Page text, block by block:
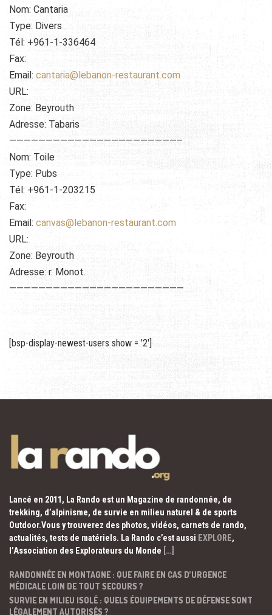
Nom: Cantaria
Type: Divers
Tél: +961-1-336464
Fax:
Email: cantaria@lebanon-restaurant.com
URL:
Zone: Beyrouth
Adresse: Tabaris
———————————————————————–
Nom: Toile
Type: Pubs
Tél: +961-1-203215
Fax:
Email: canvas@lebanon-restaurant.com
URL:
Zone: Beyrouth
Adresse: r. Monot.
————————————————————————
[bsp-display-newest-users show = '2']
Lancé en 2011, La Rando est un Magazine de randonnée, de
trekking, d’alpinisme, de survie en milieu naturel & de sports
Outdoor.Vous y trouverez des photos, vidéos, carnets de rando,
actualités, tests de matériels. La Rando c’est aussi EXPLORE,
l’Association des Explorateurs du Monde […]
RANDONNÉE EN MONTAGNE : QUE FAIRE EN CAS D’URGENCE
MÉDICALE LOIN DE TOUT SECOURS ?
SURVIE EN MILIEU ISOLÉ : QUELS ÉQUIPEMENTS DE DÉFENSE SONT
LÉGALEMENT AUTORISÉS ?